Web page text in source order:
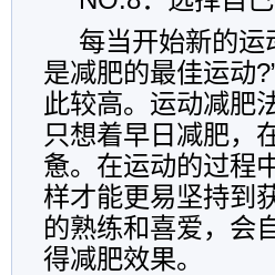
每当开始新的运
是减肥的最佳运动
此较高。运动减肥
只想着早日减肥，
惫。在运动的过程
样才能更易坚持到
的熟练和喜爱，会
得减肥效果。